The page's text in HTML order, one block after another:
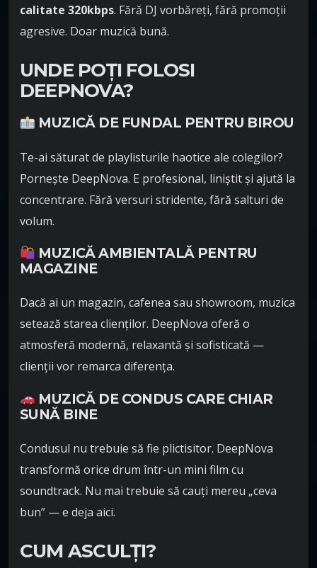
calitate 320kbps. Fără DJ vorbăreți, fără promoții
agresive. Doar muzică bună.
UNDE POȚI FOLOSI
DEEPNOVA?
MUZICĂ DE FUNDAL PENTRU BIROU
Te-ai săturat de playlisturile haotice ale colegilor?
Pornește DeepNova. E profesional, liniștit și ajută la
concentrare. Fără versuri stridente, fără salturi de
volum.
MUZICĂ AMBIENTALĂ PENTRU
MAGAZINE
Dacă ai un magazin, cafenea sau showroom, muzica
setează starea clienților. DeepNova oferă o
atmosferă modernă, relaxantă și sofisticată —
clienții vor remarca diferența.
MUZICĂ DE CONDUS CARE CHIAR
SUNĂ BINE
Condusul nu trebuie să fie plictisitor. DeepNova
transformă orice drum într-un mini film cu
soundtrack. Nu mai trebuie să cauți mereu „ceva
bun” — e deja aici.
CUM ASCULȚI?